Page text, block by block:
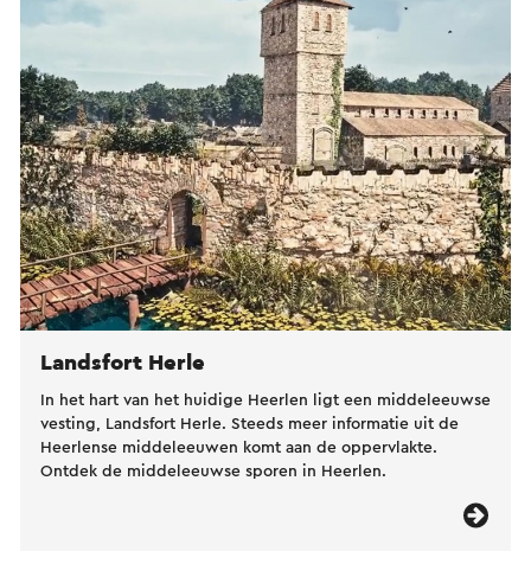
Landsfort Herle
In het hart van het huidige Heerlen ligt een middeleeuwse
vesting, Landsfort Herle. Steeds meer informatie uit de
Heerlense middeleeuwen komt aan de oppervlakte.
Ontdek de middeleeuwse sporen in Heerlen.